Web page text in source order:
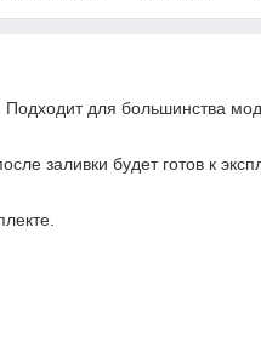
Подходит для большинства
заливки будет готов к